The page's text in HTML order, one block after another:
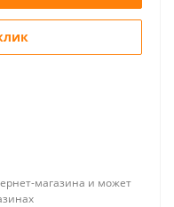
магазина и может